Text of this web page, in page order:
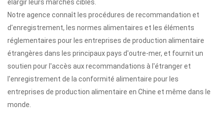
élargir leurs marchés cibles.
Notre agence connaît les procédures de recommandation et
d'enregistrement, les normes alimentaires et les éléments
réglementaires pour les entreprises de production alimentaire
étrangères dans les principaux pays d'outre-mer, et fournit un
soutien pour l'accès aux recommandations à l'étranger et
l'enregistrement de la conformité alimentaire pour les
entreprises de production alimentaire en Chine et même dans le
monde.